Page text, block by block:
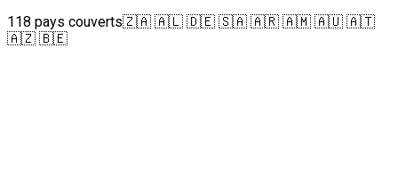
118 pays couverts🇿🇦 🇦🇱 🇩🇪 🇸🇦 🇦🇷 🇦🇲 🇦🇺 🇦🇹
🇦🇿 🇧🇪